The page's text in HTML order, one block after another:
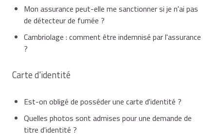
Mon assurance peut-elle me sanctionner si je n'ai pas
de détecteur de fumée ?
Cambriolage : comment être indemnisé par l'assurance
?
Carte d'identité
Est-on obligé de posséder une carte d'identité ?
Quelles photos sont admises pour une demande de
titre d'identité ?